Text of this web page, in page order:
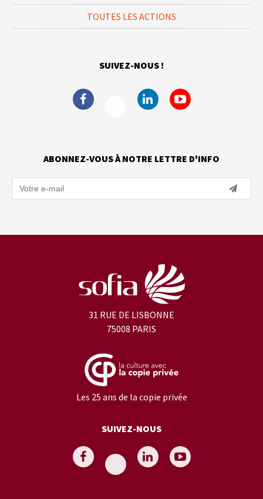
TOUTES LES ACTIONS
SUIVEZ-NOUS !
ABONNEZ-VOUS À NOTRE LETTRE D'INFO
31 RUE DE LISBONNE
75008 PARIS
Les 25 ans de la copie privée
SUIVEZ-NOUS